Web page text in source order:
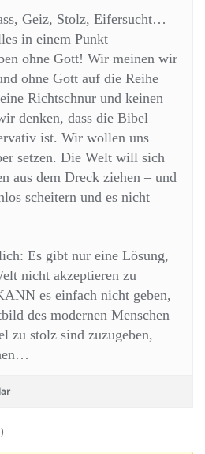
Geiz, Stolz, Eifersucht…
in einem Punkt
ohne Gott! Wir meinen wir
ohne Gott auf die Reihe
Richtschnur und keinen
denken, dass die Bibel
ist. Wir wollen uns
setzen. Die Welt will sich
aus dem Dreck ziehen – und
scheitern und es nicht
Es gibt nur eine Lösung,
nicht akzeptieren zu
es einfach nicht geben,
des modernen Menschen
zu stolz sind zuzugeben,